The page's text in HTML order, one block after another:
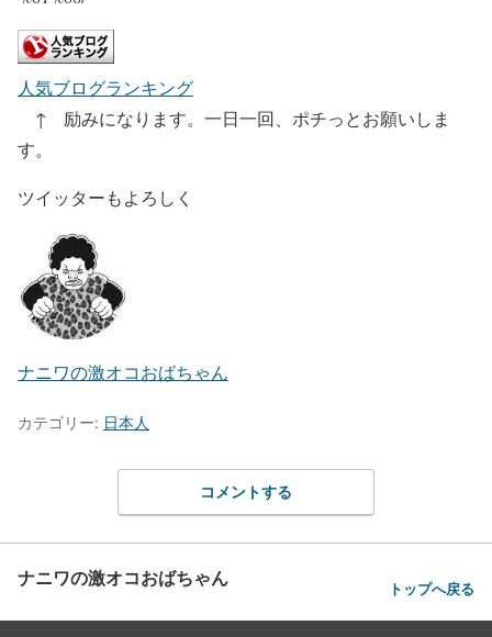
人気ブログランキング
↑ 励みになります。一日一回、ポチっとお願いしま
す。
ツイッターもよろしく
ナニワの激オコおばちゃん
カテゴリー: 日本人
コメントする
ナニワの激オコおばちゃん トップへ戻る